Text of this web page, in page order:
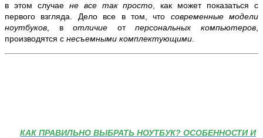
в этом случае не все так просто, как может показаться с
первого взгляда. Дело все в том, что современные модели
ноутбуков, вотличие отперсональных компьютеров,
производятся с несъемными комплектующими.
КАК ПРАВИЛЬНО ВЫБРАТЬ НОУТБУК? ОСОБЕННОСТИ И